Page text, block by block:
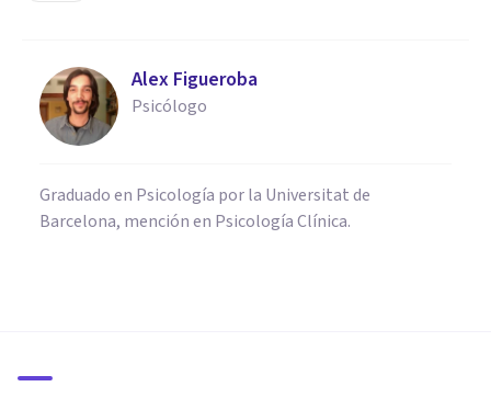
Alex Figueroba
Psicólogo
Graduado en Psicología por la Universitat de
Barcelona, mención en Psicología Clínica.
tratamiento